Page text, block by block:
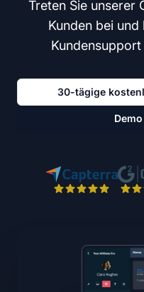
Treten Sie unserer
Kunden bei
30-tägige